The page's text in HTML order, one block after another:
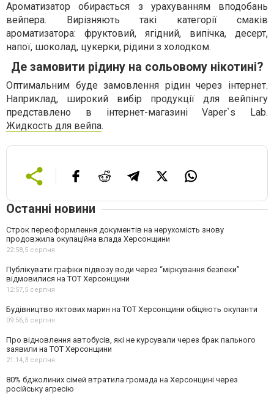
Ароматизатор обирається з урахуванням вподобань
вейпера. Вирізняють такі категорії смаків
ароматизатора: фруктовий, ягідний, випічка, десерт,
напої, шоколад, цукерки, рідини з холодком.
Де замовити рідину на сольовому нікотині?
Оптимальним буде замовлення рідин через інтернет.
Наприклад, широкий вибір продукції для вейпінгу
представлено в інтернет-магазині Vaper`s Lab.
Жидкость для вейпа.
Останні новини
Строк переоформлення документів на нерухомість знову
продовжила окупаційна влада Херсонщини
22:58,5 серпня
Публікувати графіки підвозу води через “міркування безпеки”
відмовилися на ТОТ Херсонщини
12:57,5 серпня
Будівництво яхтових марин на ТОТ Херсонщини обіцяють окупанти
09:56,5 серпня
Про відновлення автобусів, які не курсували через брак пального
заявили на ТОТ Херсонщини
21:14,3 серпня
80% бджолиних сімей втратила громада на Херсонщині через
російську агресію